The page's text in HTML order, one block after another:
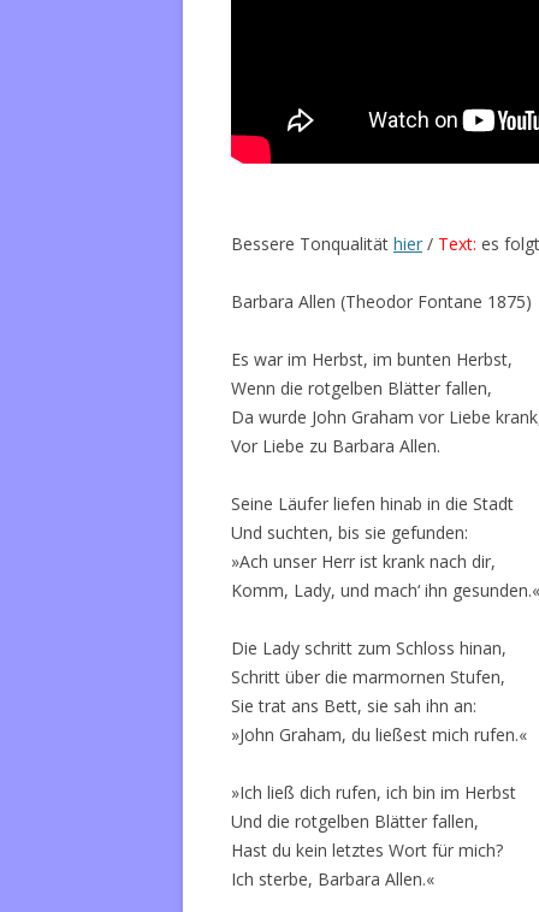
Bessere Tonqualität hier / Text: es
Barbara Allen (Theodor Fontane 1875)
Es war im Herbst, im bunten Herbst,
Wenn die rotgelben Blätter fallen,
Da wurde John Graham vor Liebe
Vor Liebe zu Barbara Allen.
Seine Läufer liefen hinab in die Stadt
Und suchten, bis sie gefunden:
»Ach unser Herr ist krank nach dir,
Komm, Lady, und mach‘ ihn gesunden.«
Die Lady schritt zum Schloss hinan,
Schritt über die marmornen Stufen,
Sie trat ans Bett, sie sah ihn an:
»John Graham, du ließest mich rufen.«
»Ich ließ dich rufen, ich bin im Herbst
Und die rotgelben Blätter fallen,
Hast du kein letztes Wort für mich?
Ich sterbe, Barbara Allen.«